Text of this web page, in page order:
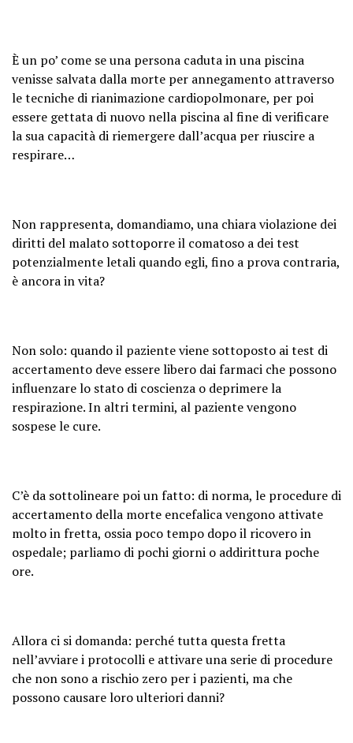
È un po’ come se una persona caduta in una piscina
venisse salvata dalla morte per annegamento attraverso
le tecniche di rianimazione cardiopolmonare, per poi
essere gettata di nuovo nella piscina al fine di verificare
la sua capacità di riemergere dall’acqua per riuscire a
respirare…
Non rappresenta, domandiamo, una chiara violazione dei
diritti del malato sottoporre il comatoso a dei test
potenzialmente letali quando egli, fino a prova contraria,
è ancora in vita?
Non solo: quando il paziente viene sottoposto ai test di
accertamento deve essere libero dai farmaci che possono
influenzare lo stato di coscienza o deprimere la
respirazione. In altri termini, al paziente vengono
sospese le cure.
C’è da sottolineare poi un fatto: di norma, le procedure di
accertamento della morte encefalica vengono attivate
molto in fretta, ossia poco tempo dopo il ricovero in
ospedale; parliamo di pochi giorni o addirittura poche
ore.
Allora ci si domanda: perché tutta questa fretta
nell’avviare i protocolli e attivare una serie di procedure
che non sono a rischio zero per i pazienti, ma che
possono causare loro ulteriori danni?